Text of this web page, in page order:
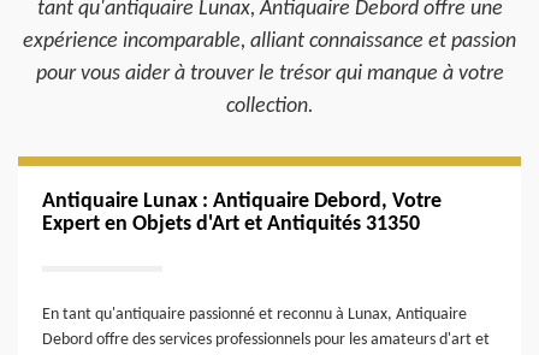
tant qu'antiquaire Lunax, Antiquaire Debord offre une
expérience incomparable, alliant connaissance et passion
pour vous aider à trouver le trésor qui manque à votre
collection.
Antiquaire Lunax : Antiquaire Debord, Votre
Expert en Objets d'Art et Antiquités 31350
En tant qu'antiquaire passionné et reconnu à Lunax, Antiquaire
Debord offre des services professionnels pour les amateurs d'art et